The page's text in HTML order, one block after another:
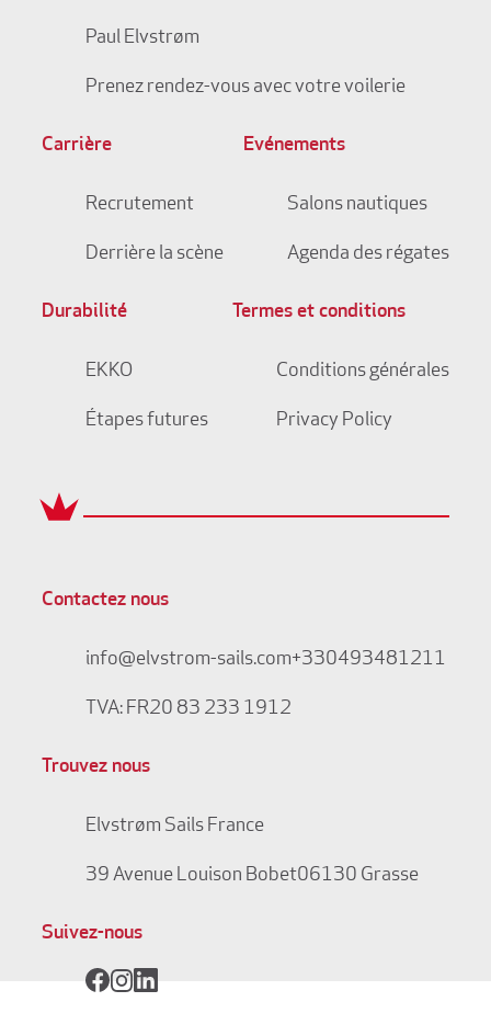
Paul Elvstrøm
Prenez rendez-vous avec votre voilerie
Carrière
Recrutement
Derrière la scène
Evénements
Salons nautiques
Agenda des régates
Durabilité
EKKO
Étapes futures
Termes et conditions
Conditions générales
Privacy Policy
Contactez nous
info@elvstrom-sails.com+330493481211
TVA: FR20 83 233 1912
Trouvez nous
Elvstrøm Sails France
39 Avenue Louison Bobet06130 Grasse
Suivez-nous